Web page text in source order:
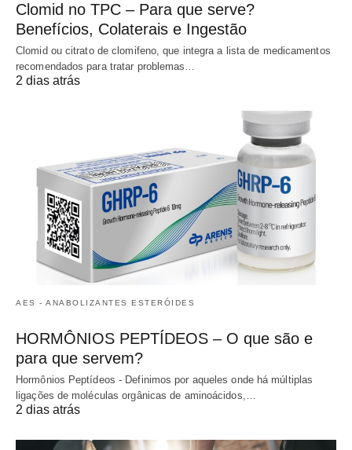
Clomid no TPC – Para que serve?
Benefícios, Colaterais e Ingestão
Clomid ou citrato de clomifeno, que integra a lista de medicamentos
recomendados para tratar problemas…
2 dias atrás
AES - ANABOLIZANTES ESTERÓIDES
HORMÔNIOS PEPTÍDEOS – O que são e
para que servem?
Hormônios Peptídeos - Definimos por aqueles onde há múltiplas
ligações de moléculas orgânicas de aminoácidos,…
2 dias atrás